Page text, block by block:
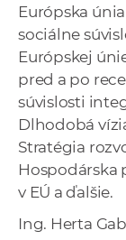
Európska
sociálne
Európskej
pred a po
súvislosti
Dlhodobá
Stratégia
Hospodárska
v EÚ a ďalšie.
Ing. Herta